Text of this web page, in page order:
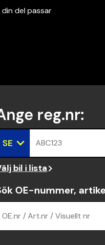
del passar
reg.nr:
SE ABC123
bil i lista
OE-nummer,
OE.nr / Art.nr / Visuellt nr